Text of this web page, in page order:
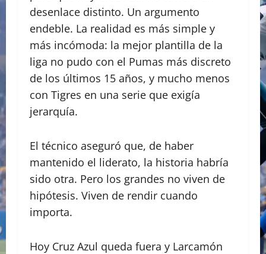
desenlace distinto. Un argumento
endeble. La realidad es más simple y
más incómoda: la mejor plantilla de la
liga no pudo con el Pumas más discreto
de los últimos 15 años, y mucho menos
con Tigres en una serie que exigía
jerarquía.
El técnico aseguró que, de haber
mantenido el liderato, la historia habría
sido otra. Pero los grandes no viven de
hipótesis. Viven de rendir cuando
importa.
Hoy Cruz Azul queda fuera y Larcamón